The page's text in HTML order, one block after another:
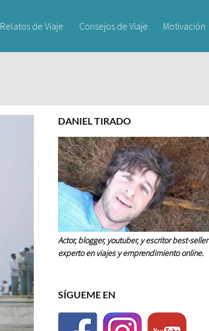
Relatos de Viaje Consejos de Viaje Motivación
DANIEL TIRADO
Actor, blogger, youtuber, y escritor best-seller
experto en viajes y emprendimiento online.
SÍGUEME EN